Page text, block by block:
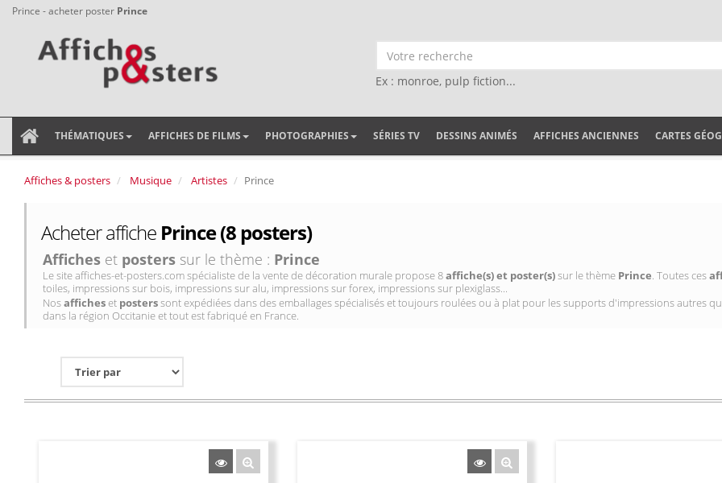
Prince - acheter poster Prince
Ex : monroe, pulp fiction...
THÉMATIQUES AFFICHES DE FILMS PHOTOGRAPHIES SÉRIES TV DESSINS ANIMÉS AFFICHES ANCIENNES CARTES
Affiches & posters Musique Artistes Prince
Acheter affiche Prince (8 posters)
Affiches et posters sur le thème : Prince
Le site affiches-et-posters.com spécialiste de la vente de décoration murale propose 8affiche(s) et poster(s)sur le thème Prince. Toutes ces
toiles, impressions sur bois, impressions sur alu, impressions sur forex, impressions sur plexiglass...
Nosafficheset posterssont expédiées dans des emballages spécialisés et toujours roulées ou à plat pour les supports d'impressions autres
dans la région Occitanie et tout est fabriqué en France.